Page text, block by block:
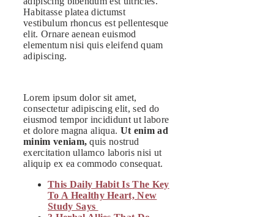
Habitasse platea dictumst
vestibulum rhoncus est pellentesque
elit. Ornare aenean euismod
elementum nisi quis eleifend quam
adipiscing.
Lorem ipsum dolor sit amet,
consectetur adipiscing elit, sed do
eiusmod tempor incididunt ut labore
et dolore magna aliqua. Ut enim ad
minim veniam, quis nostrud
exercitation ullamco laboris nisi ut
aliquip ex ea commodo consequat.
This Daily Habit Is The Key
To A Healthy Heart, New
Study Says